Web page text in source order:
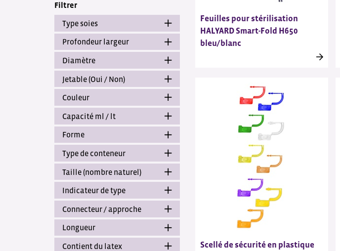
Filtrer
Type soies
Profondeur largeur
Diamètre
Jetable (Oui / Non)
Couleur
Capacité ml / lt
Forme
Type de conteneur
Taille (nombre naturel)
Indicateur de type
Connecteur / approche
Longueur
Contient du latex
Feuilles pour stérilisation
HALYARD Smart-Fold H650
bleu/blanc
Scellé de sécurité en plastique